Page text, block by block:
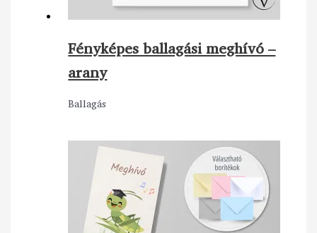
Fényképes ballagási meghívó –
arany
Ballagás